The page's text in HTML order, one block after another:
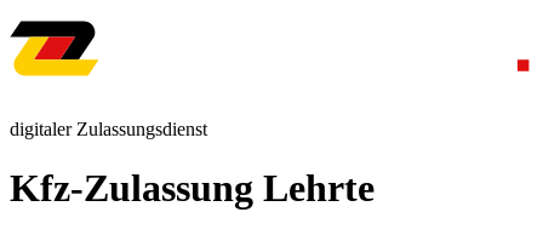
digitaler Zulassungsdienst
Kfz-Zulassung Lehrte